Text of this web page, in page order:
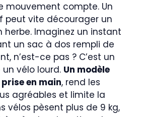
mouvement compte. Un
peut vite décourager un
herbe. Imaginez un instant
un sac à dos rempli de
n’est-ce pas ? C’est un
vélo lourd. Un modèle
en main, rend les
agréables et limite la
vélos pèsent plus de 9 kg,